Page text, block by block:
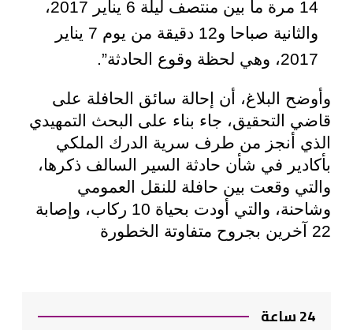
14 مرة ما بين منتصف ليلة 6 يناير 2017،
والثانية صباحا و12 دقيقة من يوم 7 يناير
2017، وهي لحظة وقوع الحادثة
”.
وأوضح البلاغ، أن إحالة سائق الحافلة على
قاضي التحقيق، جاء بناء على البحث التمهيدي
الذي أنجز من طرف سرية الدرك الملكي
بأكادير في شأن حادثة السير السالف ذكرها،
والتي وقعت بين حافلة للنقل العمومي
وشاحنة، والتي أودت بحياة 10 ركاب، وإصابة
22 آخرين بجروح متفاوتة الخطورة
24 ساعة